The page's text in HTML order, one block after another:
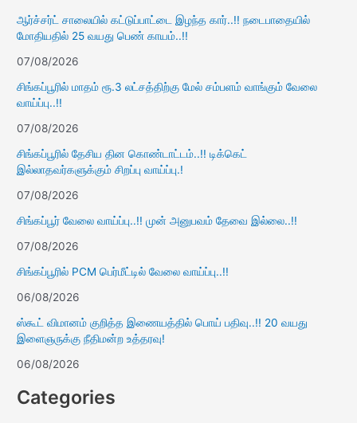
ஆர்ச்சர்ட் சாலையில் கட்டுப்பாட்டை இழந்த கார்..!! நடைபாதையில்
மோதியதில் 25 வயது பெண் காயம்..!!
07/08/2026
சிங்கப்பூரில் மாதம் ரூ.3 லட்சத்திற்கு மேல் சம்பளம் வாங்கும் வேலை
வாய்ப்பு..!!
07/08/2026
சிங்கப்பூரில் தேசிய தின கொண்டாட்டம்..!! டிக்கெட்
இல்லாதவர்களுக்கும் சிறப்பு வாய்ப்பு.!
07/08/2026
சிங்கப்பூர் வேலை வாய்ப்பு..!! முன் அனுபவம் தேவை இல்லை..!!
07/08/2026
சிங்கப்பூரில் PCM பெர்மீட்டில் வேலை வாய்ப்பு..!!
06/08/2026
ஸ்கூட் விமானம் குறித்த இணையத்தில் பொய் பதிவு..!! 20 வயது
இளைஞருக்கு நீதிமன்ற உத்தரவு!
06/08/2026
Categories